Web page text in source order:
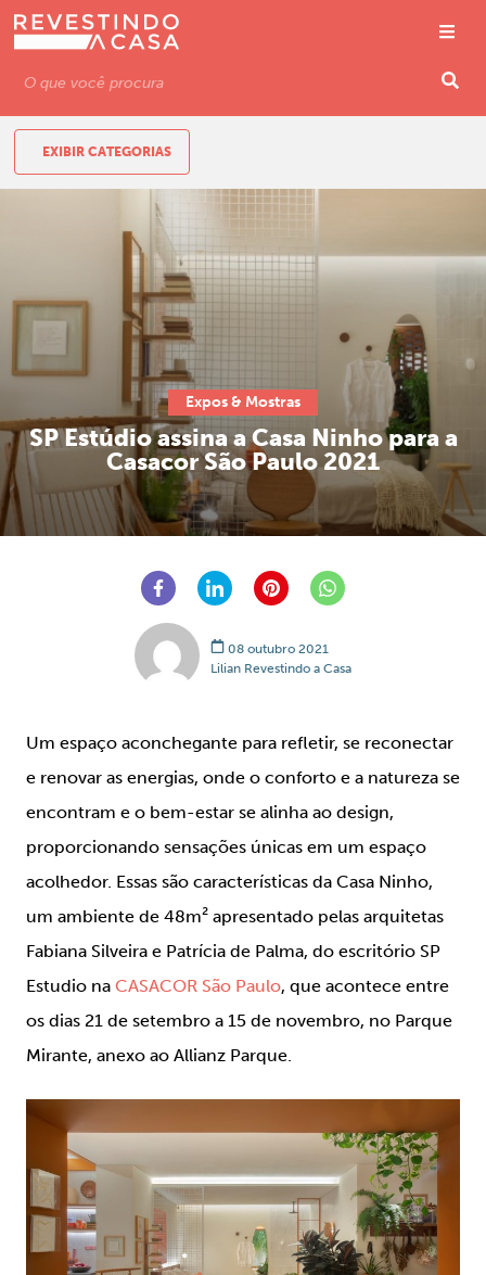
EXIBIR CATEGORIAS
Expos & Mostras
SP Estúdio assina a Casa Ninho para a
Casacor São Paulo 2021
08 outubro 2021
Lilian Revestindo a Casa
Um espaço aconchegante para refletir, se reconectar
e renovar as energias, onde o conforto e a natureza se
encontram e o bem-estar se alinha ao design,
proporcionando sensações únicas em um espaço
acolhedor. Essas são características da Casa Ninho,
um ambiente de 48m² apresentado pelas arquitetas
Fabiana Silveira e Patrícia de Palma, do escritório SP
Estudio na CASACOR São Paulo, que acontece entre
os dias 21 de setembro a 15 de novembro, no Parque
Mirante, anexo ao Allianz Parque.